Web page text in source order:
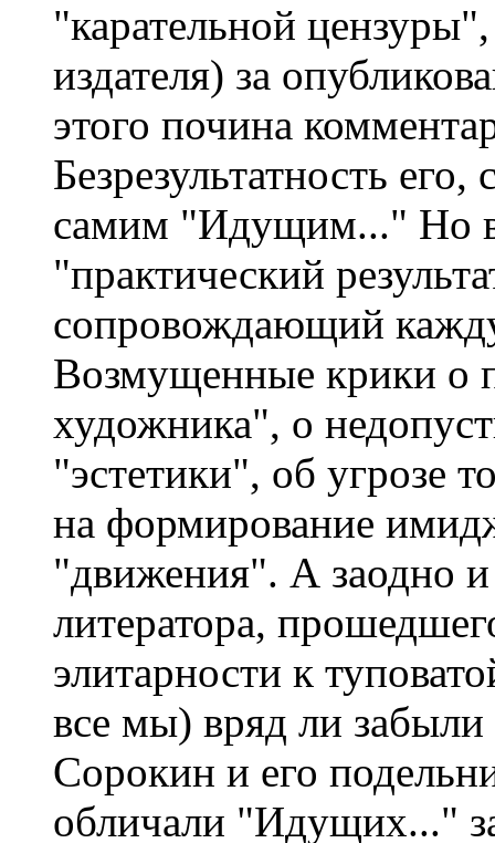
"карательной
издателя) за
этого почина
Безрезультатность
самим "Идущим..." Но
"практический
сопровождающий
Возмущенные крики о
художника", о
"эстетики", об угрозе
на формирование
"движения". А заодно
литератора,
элитарности к
все мы) вряд ли
Сорокин и его
обличали "Идущих..."